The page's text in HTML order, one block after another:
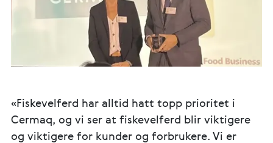
«Fiskevelferd har alltid hatt topp prioritet i
Cermaq, og vi ser at fiskevelferd blir viktigere
og viktigere for kunder og forbrukere. Vi er